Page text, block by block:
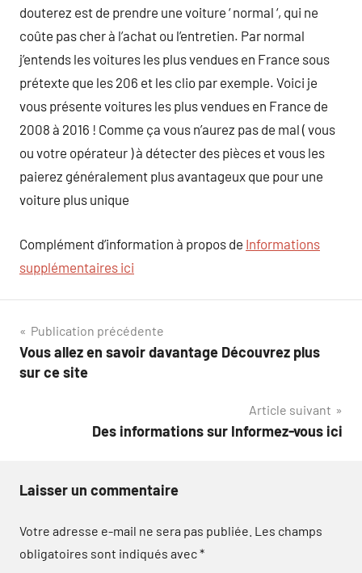
douterez est de prendre une voiture ‘ normal ‘, qui ne
coûte pas cher à l’achat ou l’entretien. Par normal
j’entends les voitures les plus vendues en France sous
prétexte que les 206 et les clio par exemple. Voici je
vous présente voitures les plus vendues en France de
2008 à 2016 ! Comme ça vous n’aurez pas de mal ( vous
ou votre opérateur ) à détecter des pièces et vous les
paierez généralement plus avantageux que pour une
voiture plus unique
Complément d’information à propos de Informations
supplémentaires ici
Navigation
de
Publication précédente
Vous allez en savoir davantage Découvrez plus
sur ce site
Article suivant
Des informations sur Informez-vous ici
Laisser un commentaire
Votre adresse e-mail ne sera pas publiée. Les champs
obligatoires sont indiqués avec*